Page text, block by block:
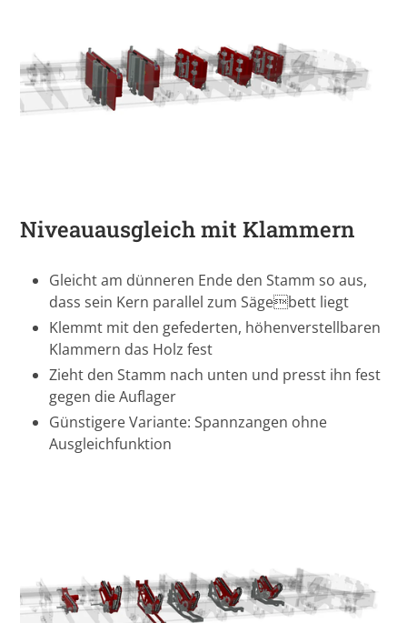
Niveauausgleich mit Klammern
Gleicht am dünneren Ende den Stamm so aus,
dass sein Kern parallel zum Sägebett liegt
Klemmt mit den gefederten, höhenverstellbaren
Klammern das Holz fest
Zieht den Stamm nach unten und presst ihn fest
gegen die Auflager
Günstigere Variante: Spannzangen ohne
Ausgleichfunktion